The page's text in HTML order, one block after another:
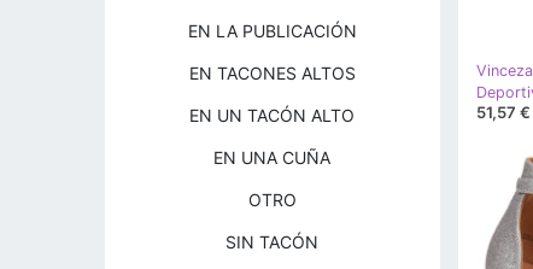
Vinceza
51,57 €
EN LA PUBLICACIÓN
EN TACONES ALTOS
EN UN TACÓN ALTO
EN UNA CUÑA
OTRO
SIN TACÓN